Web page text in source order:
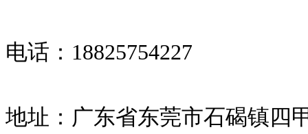
电话：18825754227
地址：广东省东莞市石碣镇四